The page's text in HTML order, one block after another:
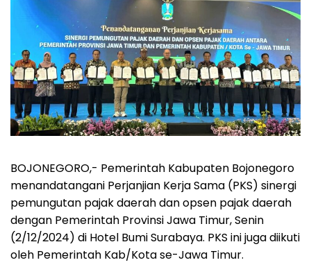
BOJONEGORO,- Pemerintah Kabupaten Bojonegoro
menandatangani Perjanjian Kerja Sama (PKS) sinergi
pemungutan pajak daerah dan opsen pajak daerah
dengan Pemerintah Provinsi Jawa Timur, Senin
(2/12/2024) di Hotel Bumi Surabaya. PKS ini juga diikuti
oleh Pemerintah Kab/Kota se-Jawa Timur.